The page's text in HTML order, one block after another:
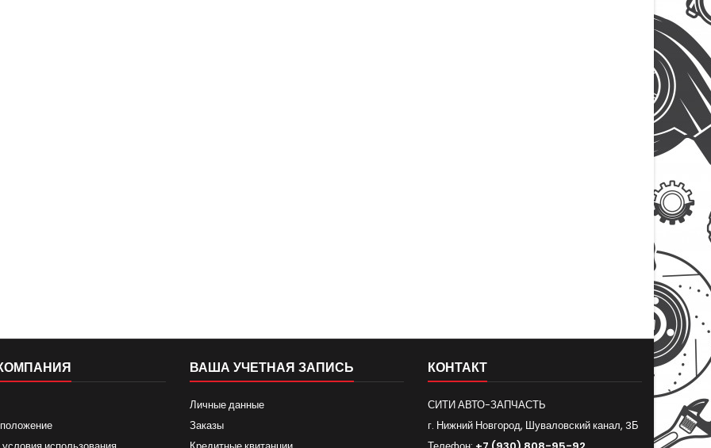
ВАША УЧЕТНАЯ ЗАПИСЬ
Личные данные
Заказы
КОНТАКТ
СИТИ АВТО-ЗАПЧАСТЬ
г. Нижний Новгород, Шуваловский канал, 3Б